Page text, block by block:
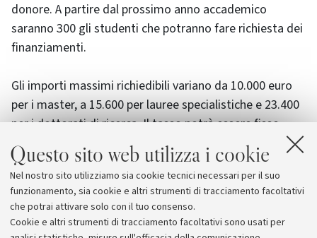
Questo sito web utilizza i cookie
Nel nostro sito utilizziamo sia cookie tecnici necessari per il suo
funzionamento, sia cookie e altri strumenti di tracciamento facoltativi
che potrai attivare solo con il tuo consenso.
Cookie e altri strumenti di tracciamento facoltativi sono usati per
donore. A partire dal prossimo anno accademico
saranno 300 gli studenti che potranno fare richiesta dei
finanziamenti.
Gli importi massimi richiedibili variano da 10.000 euro
per i master, a 15.600 per lauree specialistiche e 23.400
per i dottorati di ricerca. Il tasso potrà essere fisso
oppure variabile. Da uno a 15 anni il periodo di
rimborso. Cosa ci vuole per richiedere il prestito? Ci
vogliono la cittadinanza italiana e la laurea di primo
livello. AllUniversità spetta il compito di garantire la
regolarità degli studi.